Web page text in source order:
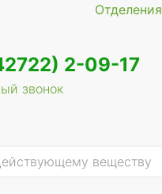
Отделения
2-09-17
звонок